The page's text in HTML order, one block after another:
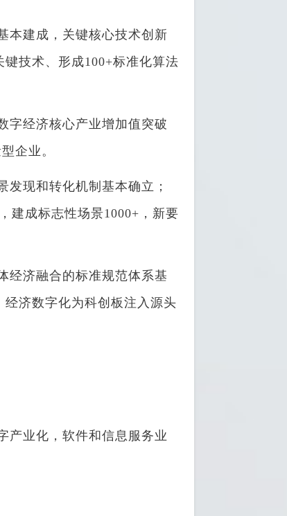
建成，关键核心技术创新
技术、形成100+标准化算法
经济核心产业增加值突破
企业。
现和转化机制基本确立；
建成标志性场景1000+，新要
济融合的标准规范体系基
济数字化为科创板注入源头
业化，软件和信息服务业